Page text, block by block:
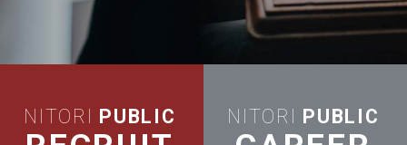
NITORI PUBLIC NITORI PUBLIC